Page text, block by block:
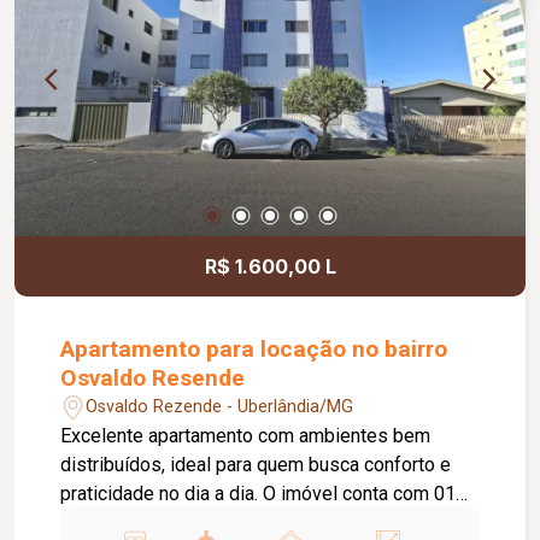
R$ 1.600,00 L
Apartamento para locação no bairro
Osvaldo Resende
Osvaldo Rezende - Uberlândia/MG
Excelente apartamento com ambientes bem
distribuídos, ideal para quem busca conforto e
praticidade no dia a dia. O imóvel conta com 01